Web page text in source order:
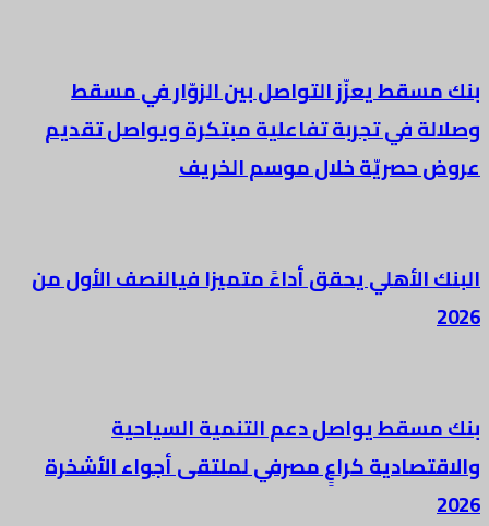
بنك مسقط يعزّز التواصل بين الزوّار في مسقط
وصلالة في تجربة تفاعلية مبتكرة ويواصل تقديم
عروض حصريّة خلال موسم الخريف
البنك الأهلي يحقق أداءً متميزا فيالنصف الأول من
2026
بنك مسقط يواصل دعم التنمية السياحية
والاقتصادية كراعٍ مصرفي لملتقى أجواء الأشخرة
2026